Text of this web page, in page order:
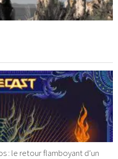
: le retour flamboyant d’un